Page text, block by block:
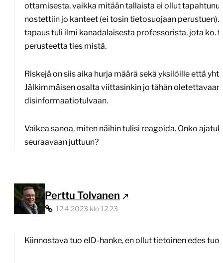
ottamisesta, vaikka mitään tallaista ei ollut
nostettiin jo kanteet (ei tosin tietosuojaan perustuen).
tapaus tuli ilmi kanadalaisesta professorista, jota ko.
perusteetta ties mistä.
Riskejä on siis aika hurja määrä sekä yksilöille että
Jälkimmäisen osalta viittasinkin jo tähän oletettavaan
disinformaatiotulvaan.
Vaikea sanoa, miten näihin tulisi reagoida. Onko
seuraavaan juttuun?
Perttu Tolvanen
12.4.2023 klo 12.23
Kiinnostava tuo eID-hanke, en ollut tietoinen edes